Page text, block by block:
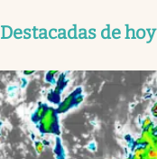
Destacadas de hoy